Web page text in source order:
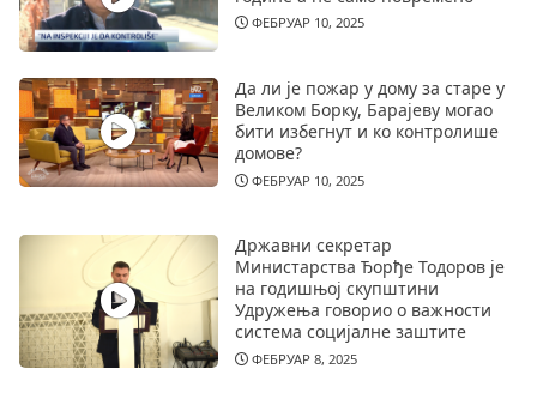
ФЕБРУАР 10, 2025
Да ли је пожар у дому за старе у
Великом Борку, Барајеву могао
бити избегнут и ко контролише
домове?
ФЕБРУАР 10, 2025
Државни секретар
Министарства Ђорђе Тодоров је
на годишњој скупштини
Удружења говорио о важности
система социјалне заштите
ФЕБРУАР 8, 2025